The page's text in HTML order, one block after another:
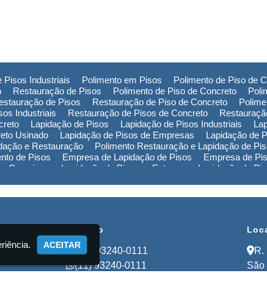
Pisos Industriais Polimento em Pisos
Polimento de Piso de
Restauração de Pisos Polimento de Piso de Concreto
de Pisos Restauração de Piso de Concreto
Industriais Restauração de Pisos de Concreto
Lapidação de Pisos Lapidação de Pisos Industriais
Usinado Lapidação de Pisos de Empresas
Lapidação de
e Restauração Polimento Restauração e Lapidação de
de Pisos Empresa de Lapidação de Pisos
Empresa de
Campinas Lapidação de Piso em Extrema
Lapidação de
Contato
(11) 93240-0111
(11) 93240-0111
R.
São
ACEITAR